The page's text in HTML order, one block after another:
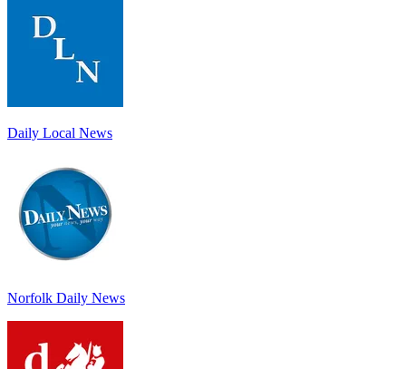
Daily Local News
Norfolk Daily News